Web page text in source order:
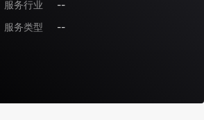
服务行业
--
服务类型
--